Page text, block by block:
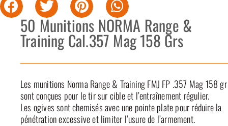
50 Munitions NORMA Range &
Training Cal.357 Mag 158 Grs
Les munitions Norma Range & Training FMJ FP .357 Mag 158 gr
sont conçues pour le tir sur cible et l’entraînement régulier.
Les ogives sont chemisés avec une pointe plate pour réduire la
pénétration excessive et limiter l’usure de l’armement.